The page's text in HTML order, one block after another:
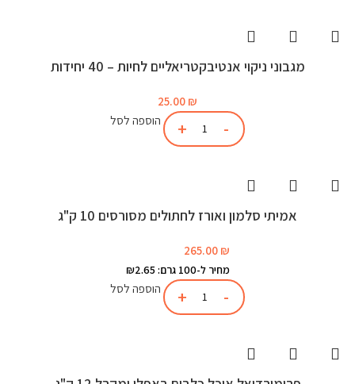
מגבוני ניקוי אנטיבקטריאליים לחיות – 40 יחידות
25.00 ₪
הוספה לסל
אמיתי סלמון ואורז לחתולים מסורסים 10 ק"ג
265.00 ₪
מחיר ל-100 גרם: ₪2.65
הוספה לסל